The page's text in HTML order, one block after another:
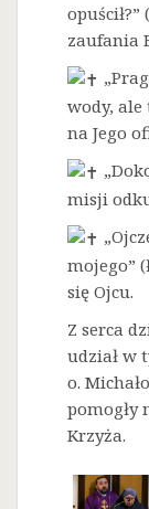
zaufania
wody, ale
na Jego
misji
mojego”
się Ojcu.
Z serca
udział w
o.
pomogły
Krzyża.